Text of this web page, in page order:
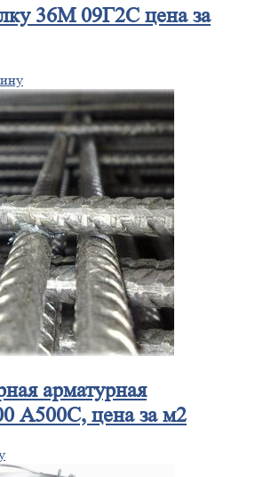
36М 09Г2С цена за
арматурная
А500С, цена за м2